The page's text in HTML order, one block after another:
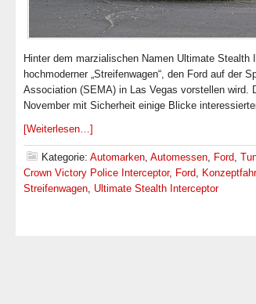
Hinter dem marzialischen Namen Ultimate Stealth
hochmoderner „Streifenwagen“, den Ford auf der
Association (SEMA) in Las Vegas vorstellen wird.
November mit Sicherheit einige Blicke
[Weiterlesen…]
Kategorie: Automarken, Automessen, Ford,
Crown Victory Police Interceptor, Ford,
Streifenwagen, Ultimate Stealth Interceptor